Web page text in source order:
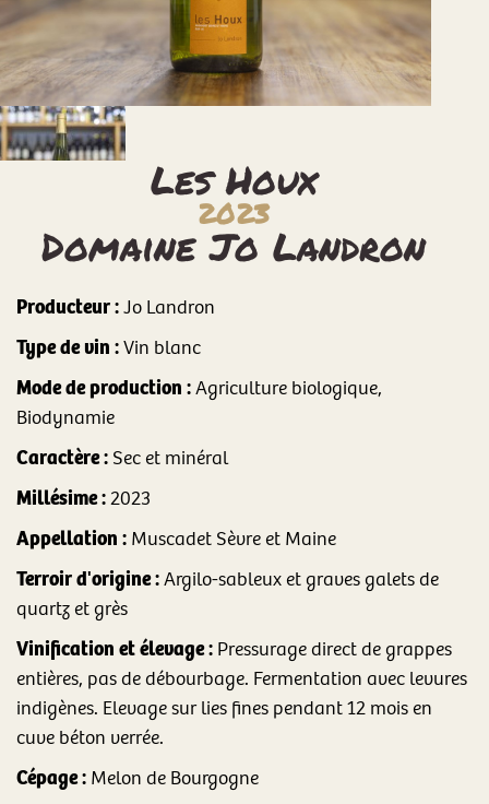
Les Houx
2023
Domaine Jo Landron
Producteur :Jo Landron
Type de vin :Vin blanc
Mode de production :Agriculture biologique,
Biodynamie
Caractère : Sec et minéral
Millésime :2023
Appellation : Muscadet Sèvre et Maine
Terroir d'origine :Argilo-sableux et graves galets de
quartz et grès
Vinification et élevage : Pressurage direct de grappes
entières, pas de débourbage. Fermentation avec levures
indigènes. Elevage sur lies fines pendant 12 mois en
cuve béton verrée.
Cépage : Melon de Bourgogne